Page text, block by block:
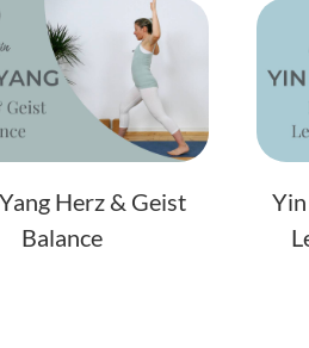
Herz & Geist
Balance